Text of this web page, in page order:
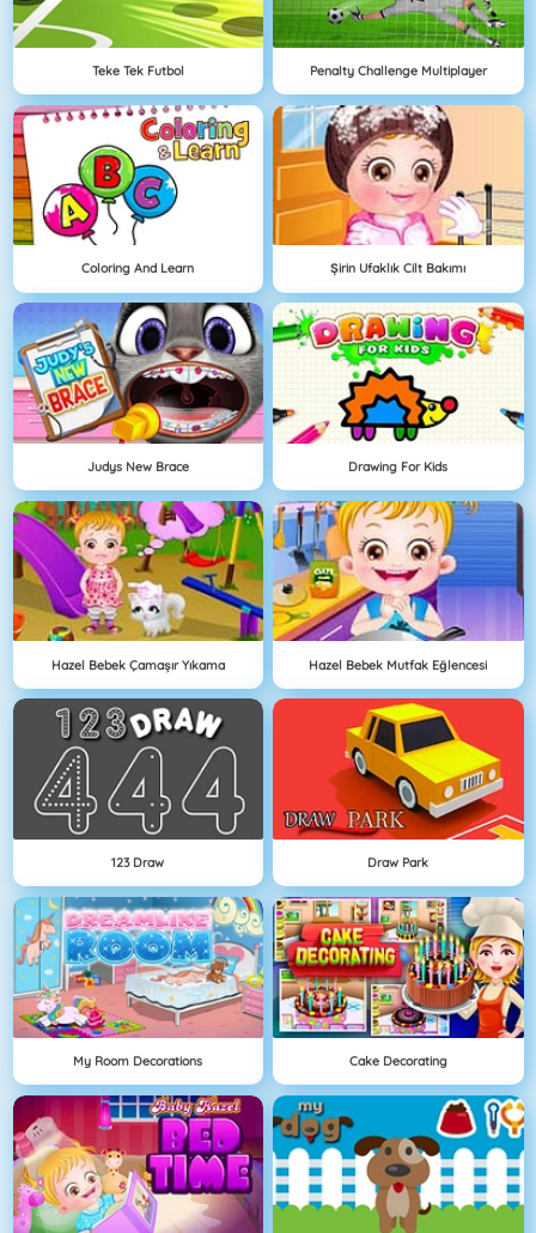
Teke Tek Futbol Penalty Challenge Multiplayer
Coloring And Learn Şirin Ufaklık Cilt Bakımı
Judys New Brace Drawing For Kids
Hazel Bebek Çamaşır Yıkama Hazel Bebek Mutfak Eğlencesi
123 Draw Draw Park
My Room Decorations Cake Decorating